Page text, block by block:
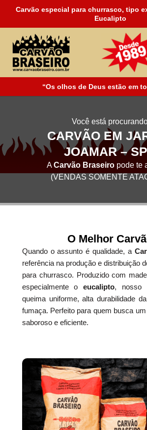
Carvão especial para churrasco, tipo
Eucalipto
“Os olhos de Deus estão em
Você está
CARVÃO EM
JOAMAR – SP
ACarvão Braseiro pode te
(VENDAS SOMENTE
O Melhor
Quando o assunto é qualidade, a
referência na produção e distribuição
para churrasco. Produzido com
especialmente oeucalipto, nosso
queima uniforme, alta durabilidade
fumaça. Perfeito para quem busca
saboroso e eficiente.